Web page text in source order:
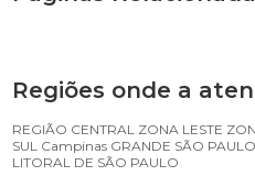
Regiões onde a
REGIÃO CENTRAL ZONA LESTE
SUL Campinas GRANDE SÃO PAULO
LITORAL DE SÃO PAULO